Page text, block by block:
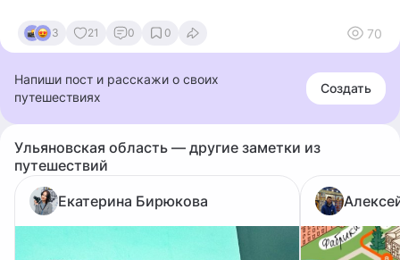
3 21 0 0 70
Напиши пост и расскажи о своих
путешествиях
Создать
Ульяновская область — другие заметки из
путешествий
Екатерина Бирюкова